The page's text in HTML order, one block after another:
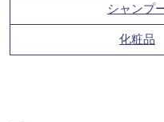
シャンプ
化粧品